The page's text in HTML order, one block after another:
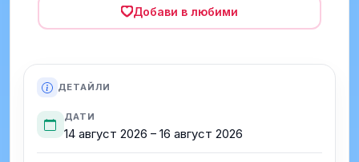
Добави в любими
ДЕТАЙЛИ
ДАТИ
14 август 2026 – 16 август 2026